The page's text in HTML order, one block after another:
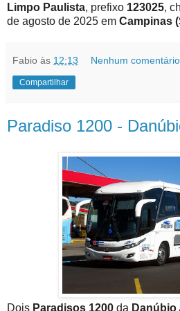
Limpo Paulista, prefixo 123025,
de agosto de 2025 em Campinas
Fabio às 12:13 Nenhum
Compartilhar
Paradiso 1200 -
Dois Paradisos 1200 da Danúbio